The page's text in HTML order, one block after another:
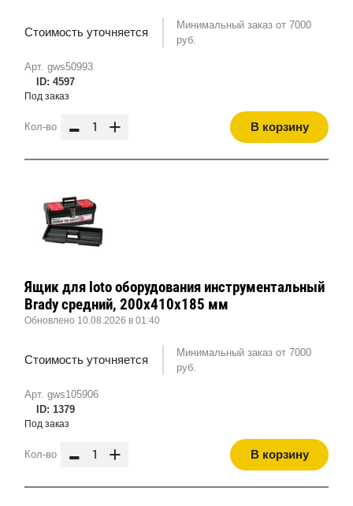
Арт. gws50993
ID: 4597
Стоимость уточняется
Минимальный заказ от 7000
руб.
Под заказ
Кол-во - + В корзину
Арт. gws105906
ID: 1379
Ящик для loto оборудования инструментальный
Brady средний, 200x410x185 мм
Обновлено 10.08.2026 в 01:40
Стоимость уточняется
Минимальный заказ от 7000
руб.
Под заказ
Кол-во - + В корзину